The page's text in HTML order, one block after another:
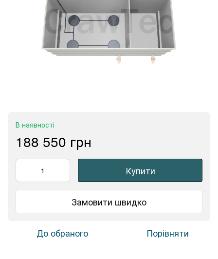
В наявності
188 550 грн
Купити
Замовити швидко
До обраного Порівняти